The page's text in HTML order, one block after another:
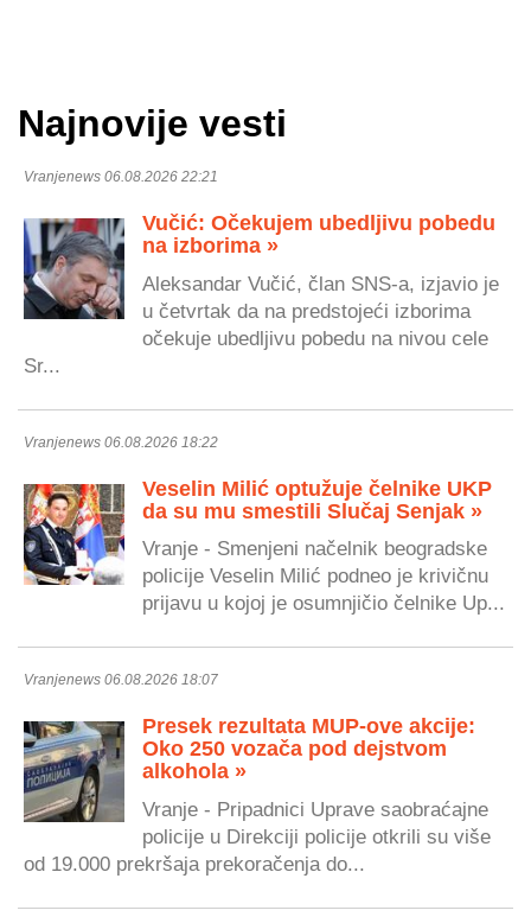
Najnovije vesti
Vranjenews 06.08.2026 22:21
Vučić: Očekujem ubedljivu pobedu
na izborima »
Aleksandar Vučić, član SNS-a, izjavio je
u četvrtak da na predstojeći izborima
očekuje ubedljivu pobedu na nivou cele
Sr...
Vranjenews 06.08.2026 18:22
Veselin Milić optužuje čelnike UKP
da su mu smestili Slučaj Senjak »
Vranje - Smenjeni načelnik beogradske
policije Veselin Milić podneo je krivičnu
prijavu u kojoj je osumnjičio čelnike Up...
Vranjenews 06.08.2026 18:07
Presek rezultata MUP-ove akcije:
Oko 250 vozača pod dejstvom
alkohola »
Vranje - Pripadnici Uprave saobraćajne
policije u Direkciji policije otkrili su više
od 19.000 prekršaja prekoračenja do...